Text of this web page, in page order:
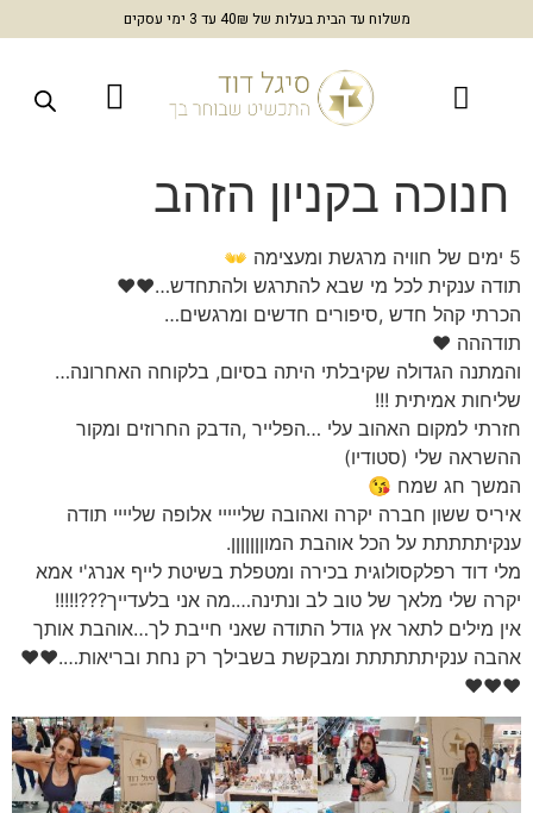
משלוח עד הבית בעלות של 40₪ עד 3 ימי עסקים
חנוכה בקניון הזהב
5 ימים של חוויה מרגשת ומעצימה 👐
תודה ענקית לכל מי שבא להתרגש ולהתחדש…❤❤
הכרתי קהל חדש ,סיפורים חדשים ומרגשים…
תודההה ❤
והמתנה הגדולה שקיבלתי היתה בסיום, בלקוחה האחרונה…
שליחות אמיתית !!!
חזרתי למקום האהוב עלי …הפלייר ,הדבק החרוזים ומקור
ההשראה שלי (סטודיו)
המשך חג שמח 😘
איריס ששון חברה יקרה ואהובה שלייייי אלופה שליייי תודה
ענקיתתתתת על הכל אוהבת המוןןןןןןן.
מלי דוד רפלקסולוגית בכירה ומטפלת בשיטת לייף אנרג'י אמא
יקרה שלי מלאך של טוב לב ונתינה….מה אני בלעדייך???!!!!!
אין מילים לתאר אץ גודל התודה שאני חייבת לך…אוהבת אותך
אהבה ענקיתתתתתת ומבקשת בשבילך רק נחת ובריאות….❤❤
❤❤❤